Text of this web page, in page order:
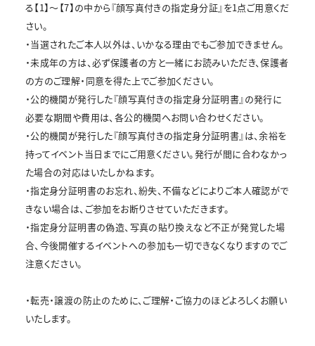
る【1】～【7】の中から『顔写真付きの指定身分証』を1点ご用意くだ
さい。
・当選されたご本人以外は、いかなる理由でもご参加できません。
・未成年の方は、必ず保護者の方と一緒にお読みいただき、保護者
の方のご理解・同意を得た上でご参加ください。
・公的機関が発行した『顔写真付きの指定身分証明書』の発行に
必要な期間や費用は、各公的機関へお問い合わせください。
・公的機関が発行した『顔写真付きの指定身分証明書』は、余裕を
持ってイベント当日までにご用意ください。発行が間に合わなかっ
た場合の対応はいたしかねます。
・指定身分証明書のお忘れ、紛失、不備などによりご本人確認がで
きない場合は、ご参加をお断りさせていただきます。
・指定身分証明書の偽造、写真の貼り換えなど不正が発覚した場
合、今後開催するイベントへの参加も一切できなくなりますのでご
注意ください。
・転売・譲渡の防止のために、ご理解・ご協力のほどよろしくお願い
いたします。